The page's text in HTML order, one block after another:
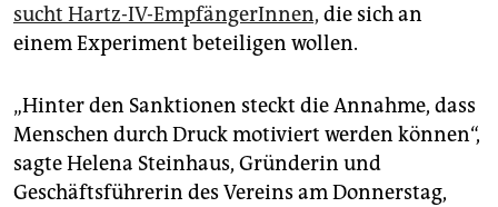
sucht Hartz-IV-EmpfängerInnen, die sich an
einem Experiment beteiligen wollen.
„Hinter den Sanktionen steckt die Annahme, dass
Menschen durch Druck motiviert werden können“,
sagte Helena Steinhaus, Gründerin und
Geschäftsführerin des Vereins am Donnerstag,